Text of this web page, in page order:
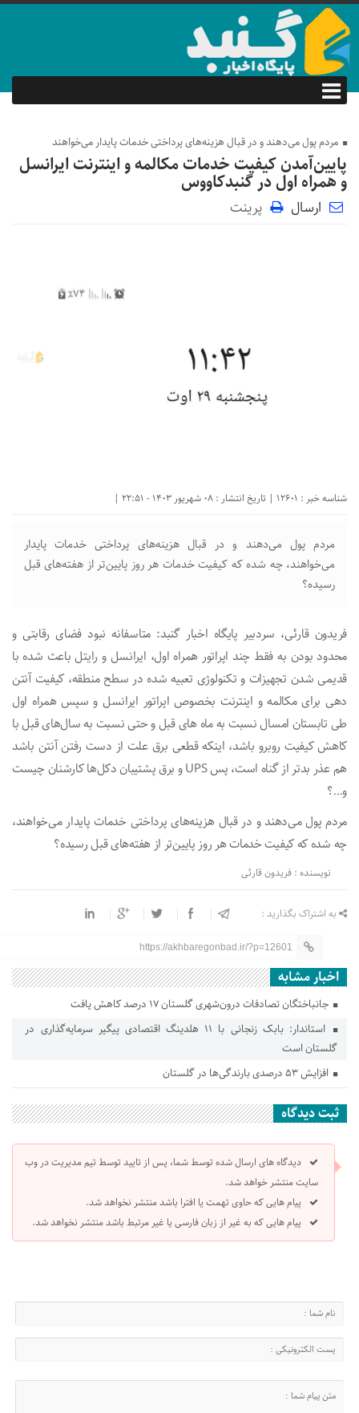
مردم پول می‌دهند و در قبال هزینه‌های پرداختی خدمات‌ پایدار می‌خواهند
پایین‌آمدن کیفیت خدمات مکالمه و اینترنت ایرانسل
و همراه اول در گنبدکاووس
ارسال پرینت
شناسه خبر : 12601 | تاریخ انتشار : 08 شهریور 1403 - 22:51 |
مردم پول می‌دهند و در قبال هزینه‌های پرداختی خدمات‌ پایدار
می‌خواهند، چه شده که کیفیت خدمات‌ هر روز پایین‌تر از هفته‌های قبل
رسیده؟
فریدون قارئی، سردبیر‌ پایگاه اخبار گنبد: متاسفانه نبود فضای رقابتی و
محدود بودن به فقط چند اپراتور همراه اول، ایرانسل و رایتل باعث شده با
قدیمی شدن‌ تجهیزات و تکنولوژی تعبیه شده در سطح منطقه، کیفیت آنتن
دهی برای مکالمه و اینترنت بخصوص اپراتور ایرانسل و سپس‌ همراه اول
طی تابستان‌ امسال نسبت به ماه های قبل و حتی نسبت به سال‌های قبل با
کاهش کیفیت روبرو باشد، اینکه قطعی برق علت از دست رفتن آنتن باشد
هم عذر بدتر از گناه است، پس UPS و برق پشتیبان دکل‌ها کارشنان‌ چیست
و…؟
مردم پول می‌دهند و در قبال هزینه‌های پرداختی خدمات‌ پایدار می‌خواهند،
چه شده که کیفیت خدمات‌ هر روز پایین‌تر از هفته‌های قبل رسیده؟
نویسنده : فریدون قارئی
به اشتراک بگذارید :
https://akhbaregonbad.ir/?p=12601
اخبار مشابه
جانباختگان تصادفات درون‌شهری گلستان ۱۷ درصد کاهش یافت
استاندار: بابک زنجانی با ۱۱ هلدینگ اقتصادی پیگیر سرمایه‌گذاری در
گلستان است
افزایش ۵۳ درصدی بارندگی‌ها در گلستان
ثبت دیدگاه
دیدگاه های ارسال شده توسط شما، پس از تایید توسط تیم مدیریت در وب
سایت منتشر خواهد شد.
پیام هایی که حاوی تهمت یا افترا باشد منتشر نخواهد شد.
پیام هایی که به غیر از زبان فارسی یا غیر مرتبط باشد منتشر نخواهد شد.